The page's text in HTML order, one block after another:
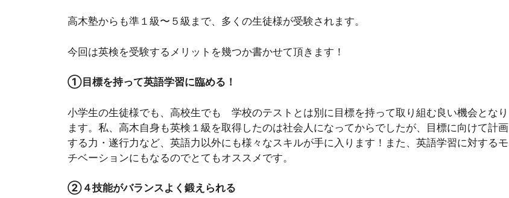
高木塾からも準１級〜５級まで、多くの生徒様が受験されます。
今回は英検を受験するメリットを幾つか書かせて頂きます！
①目標を持って英語学習に臨める！
小学生の生徒様でも、高校生でも 学校のテストとは別に目標を持って取り組む良い機会となり
ます。私、高木自身も英検１級を取得したのは社会人になってからでしたが、目標に向けて計画
する力・遂行力など、英語力以外にも様々なスキルが手に入ります！また、英語学習に対するモ
チベーションにもなるのでとてもオススメです。
②４技能がバランスよく鍛えられる